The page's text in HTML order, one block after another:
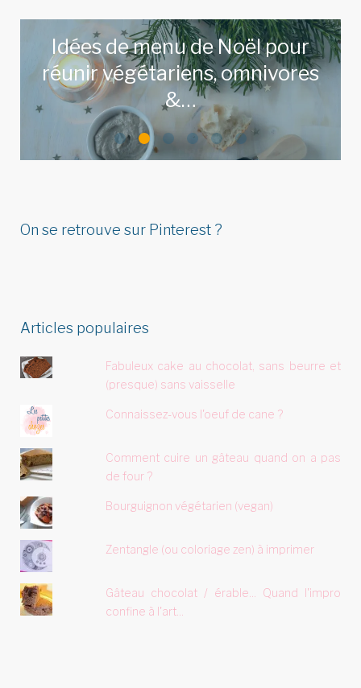
Idées de menu de Noël pour
réunir végétariens, omnivores
&…
LIRE L'ARTICLE
On se retrouve sur Pinterest ?
Articles populaires
Fabuleux cake au chocolat, sans beurre et
(presque) sans vaisselle
Connaissez-vous l'oeuf de cane ?
Comment cuire un gâteau quand on a pas
de four ?
Bourguignon végétarien (vegan)
Zentangle (ou coloriage zen) à imprimer
Gâteau chocolat / érable... Quand l'impro
confine à l'art...